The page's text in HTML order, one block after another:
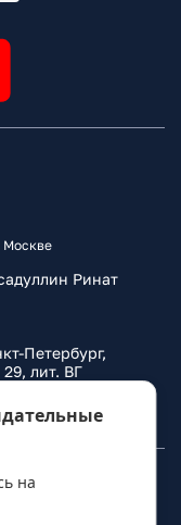
Москве
Ринат
Петербург,
лит. ВГ
на